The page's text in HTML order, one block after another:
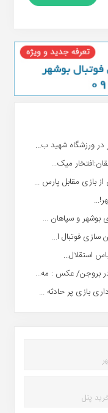
در ورزشگاه شهید ب...
میک...
بازی مقابل پارس ...
بوشهر و سپاهان ...
سازی فوتبال ا...
استقلال...
در بروجن/ عکس : مه...
بازی پر حادثه ...